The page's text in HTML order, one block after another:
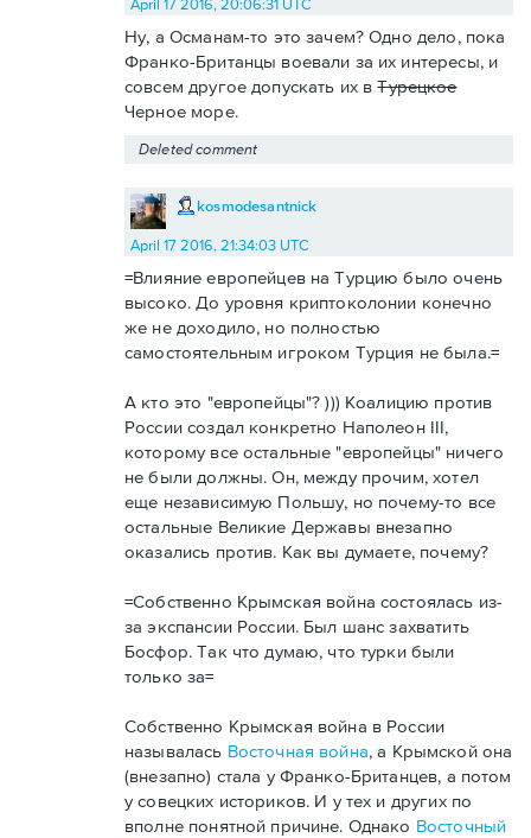
April 17 2016, 20:06:31 UTC
Ну, а Османам-то это зачем? Одно дело, пока
Франко-Британцы воевали за их интересы, и
совсем другое допускать их вТурецкое
Черное море.
Deleted comment
kosmodesantnick
April 17 2016, 21:34:03 UTC
=Влияние европейцев на Турцию было очень
высоко. До уровня криптоколонии конечно
же не доходило, но полностью
самостоятельным игроком Турция не была.=
А кто это "европейцы"? ))) Коалицию против
России создал конкретно Наполеон III,
которому все остальные "европейцы" ничего
не были должны. Он, между прочим, хотел
еще независимую Польшу, но почему-то все
остальные Великие Державы внезапно
оказались против. Как вы думаете, почему?
=Собственно Крымская война состоялась из-
за экспансии России. Был шанс захватить
Босфор. Так что думаю, что турки были
только за=
Собственно Крымская война в России
называлась Восточная война, а Крымской она
(внезапно) стала у Франко-Британцев, а потом
у совецких историков. И у тех и других по
вполне понятной причине. Однако Восточный